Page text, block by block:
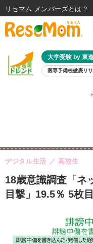
大学受験 by 東
医専予備校徹底リ
8月
18歳意識調査「ネ
目撃」19.5％ 5枚
デジタル生活 高校生
リセマム メンバーズ